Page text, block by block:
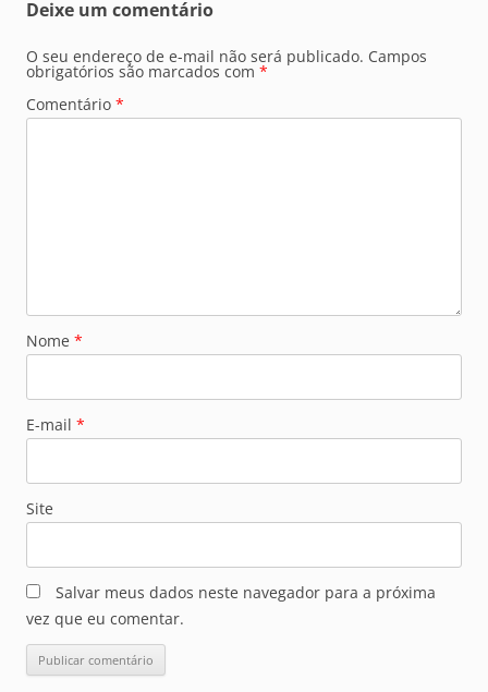
Deixe um comentário
O seu endereço de e-mail não será publicado. Campos
obrigatórios são marcados com *
Comentário *
Nome *
E-mail *
Site
Salvar meus dados neste navegador para a próxima
vez que eu comentar.